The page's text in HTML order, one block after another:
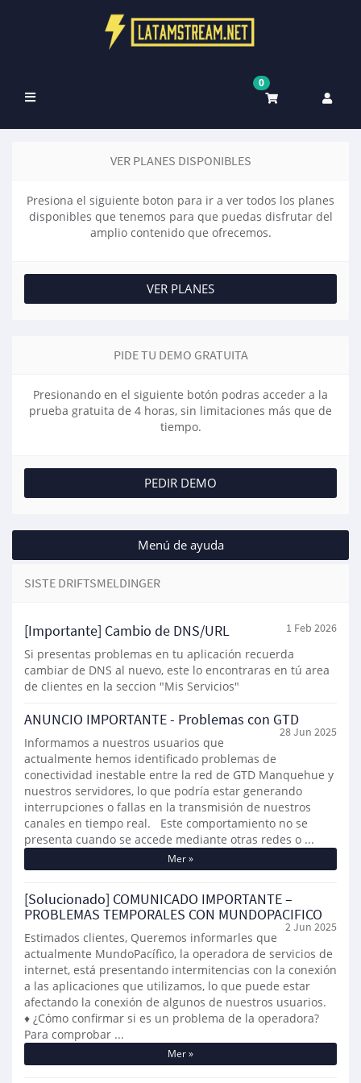
Bytt
0
VER PLANES DISPONIBLES
Presiona el siguiente boton para ir a ver todos los planes
disponibles que tenemos para que puedas disfrutar del
amplio contenido que ofrecemos.
VER PLANES
PIDE TU DEMO GRATUITA
Presionando en el siguiente botón podras acceder a la
prueba gratuita de 4 horas, sin limitaciones más que de
tiempo.
PEDIR DEMO
Menú de ayuda
SISTE DRIFTSMELDINGER
[Importante] Cambio de DNS/URL 1 Feb 2026
Si presentas problemas en tu aplicación recuerda
cambiar de DNS al nuevo, este lo encontraras en tú area
de clientes en la seccion "Mis Servicios"
ANUNCIO IMPORTANTE - Problemas con GTD
28 Jun 2025
Informamos a nuestros usuarios que
actualmente hemos identificado problemas de
conectividad inestable entre la red de GTD Manquehue y
nuestros servidores, lo que podría estar generando
interrupciones o fallas en la transmisión de nuestros
canales en tiempo real. Este comportamiento no se
presenta cuando se accede mediante otras redes o ...
Mer »
[Solucionado] COMUNICADO IMPORTANTE –
PROBLEMAS TEMPORALES CON MUNDOPACIFICO
2 Jun 2025
Estimados clientes, Queremos informarles que
actualmente MundoPacífico, la operadora de servicios de
internet, está presentando intermitencias con la conexión
a las aplicaciones que utilizamos, lo que puede estar
afectando la conexión de algunos de nuestros usuarios.
♦ ¿Cómo confirmar si es un problema de la operadora?
Para comprobar ...
Mer »